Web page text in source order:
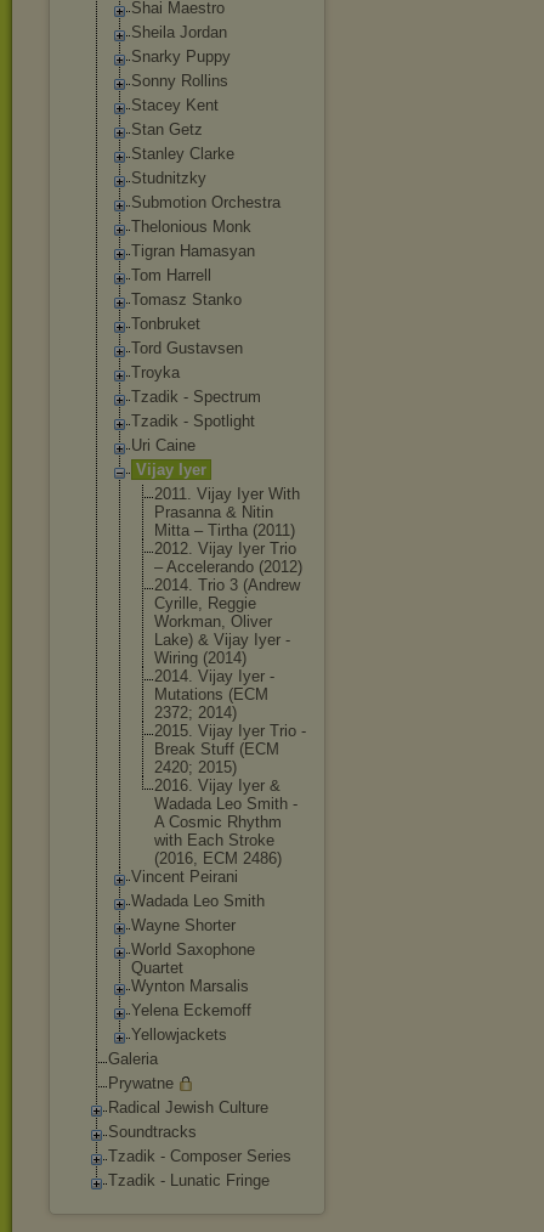
Shai Maestro
Sheila Jordan
Snarky Puppy
Sonny Rollins
Stacey Kent
Stan Getz
Stanley Clarke
Studnitzky
Submotion Orchestra
Thelonious Monk
Tigran Hamasyan
Tom Harrell
Tomasz Stanko
Tonbruket
Tord Gustavsen
Troyka
Tzadik - Spectrum
Tzadik - Spotlight
Uri Caine
Vijay Iyer
2011. Vijay Iyer With
Prasanna & Nitin
Mitta ‎– Tirtha (2011)
2012. Vijay Iyer Trio
‎– Accelerando (2012)
2014. Trio 3 (Andrew
Cyrille, Reggie
Workman, Oliver
Lake) & Vijay Iyer -
Wiring (2014)
2014. Vijay Iyer -
Mutations (ECM
2372; 2014)
2015. Vijay Iyer Trio -
Break Stuff (ECM
2420; 2015)
2016. Vijay Iyer &
Wadada Leo Smith -
A Cosmic Rhythm
with Each Stroke
(2016, ECM 2486)
Vincent Peirani
Wadada Leo Smith
Wayne Shorter
World Saxophone
Quartet
Wynton Marsalis
Yelena Eckemoff
Yellowjackets
Galeria
Prywatne
Radical Jewish Culture
Soundtracks
Tzadik - Composer Series
Tzadik - Lunatic Fringe